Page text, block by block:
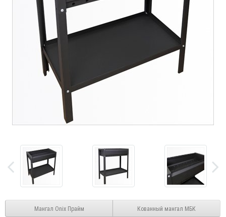
Мангал Onix Прайм Кованный мангал МБК